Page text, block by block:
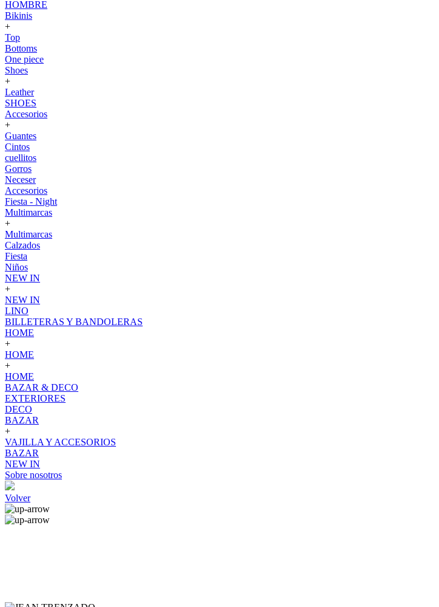
HOMBRE
Bikinis
+
Top
Bottoms
One piece
Shoes
+
Leather
SHOES
Accesorios
+
Guantes
Cintos
cuellitos
Gorros
Neceser
Accesorios
Fiesta - Night
Multimarcas
+
Multimarcas
Calzados
Fiesta
Niños
NEW IN
+
NEW IN
LINO
BILLETERAS Y BANDOLERAS
HOME
+
HOME
+
HOME
BAZAR & DECO
EXTERIORES
DECO
BAZAR
+
VAJILLA Y ACCESORIOS
BAZAR
NEW IN
Sobre nosotros
Volver